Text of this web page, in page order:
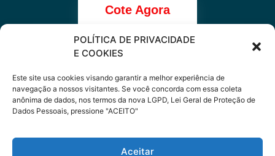
POLÍTICA DE PRIVACIDADE
E COOKIES
Este site usa cookies visando garantir a melhor experiência de
navegação a nossos visitantes. Se você concorda com essa coleta
anônima de dados, nos termos da nova LGPD, Lei Geral de Proteção de
Dados Pessoais, pressione "ACEITO"
Aceitar
Cote Agora
Cote online ou
peça via
WhatsApp